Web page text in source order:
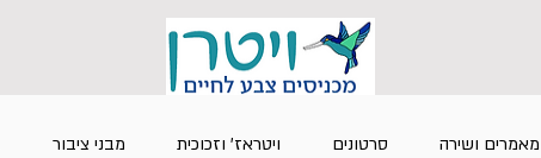
מאמרים ושירה סרטונים ויטראז' וזכוכית מבני ציבור